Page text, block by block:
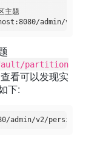
分区主题
partition
看可以发现实
下: